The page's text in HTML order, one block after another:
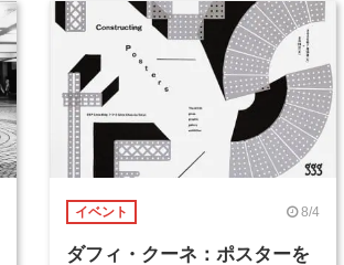
イベント 8/4
ダフィ・クーネ：ポスターを